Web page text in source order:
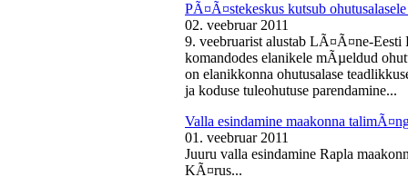
PÃ¤Ã¤stekeskus kutsub
02. veebruar 2011
9. veebruarist alustab LÃ¤Ã¤ne-
komandodes elanikele mÃµeldud
on elanikkonna ohutusalase
ja koduse tuleohutuse parendamine...
Valla esindamine maakonna
01. veebruar 2011
Juuru valla esindamine Rapla
KÃ¤rus...